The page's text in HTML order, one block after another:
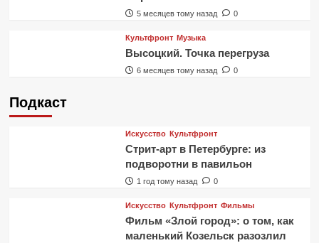
5 месяцев тому назад 0
Культфронт Музыка
Высоцкий. Точка перегруза
6 месяцев тому назад 0
Подкаст
Искусство Культфронт
Стрит-арт в Петербурге: из
подворотни в павильон
1 год тому назад 0
Искусство Культфронт Фильмы
Фильм «Злой город»: о том, как
маленький Козельск разозлил